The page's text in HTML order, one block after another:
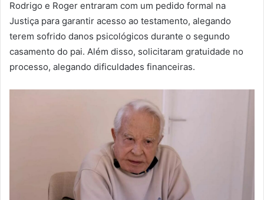
Rodrigo e Roger entraram com um pedido formal na
Justiça para garantir acesso ao testamento, alegando
terem sofrido danos psicológicos durante o segundo
casamento do pai. Além disso, solicitaram gratuidade no
processo, alegando dificuldades financeiras.